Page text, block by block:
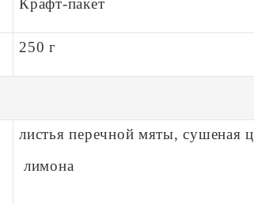
Крафт-пакет
250 г
листья перечной мяты, сушеная
лимона